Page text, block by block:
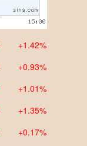
+1.42%
+0.93%
+1.01%
+1.35%
+0.17%